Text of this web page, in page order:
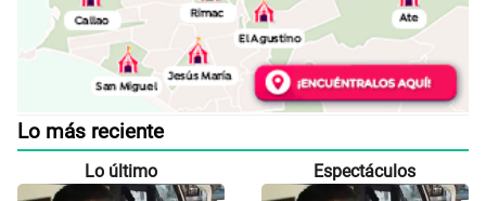
Lo más reciente
Lo último Espectáculos